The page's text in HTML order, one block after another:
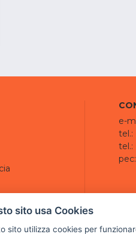
BS
e-
tel.:
tel.:
pec:
sito usa Cookies
sito utilizza cookies per